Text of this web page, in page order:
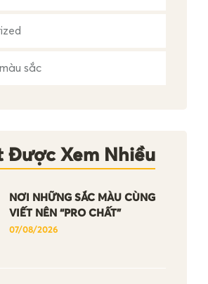
sắc
Được Xem Nhiều
NƠI NHỮNG SẮC MÀU CÙNG
VIẾT NÊN “PRO CHẤT”
07/08/2026